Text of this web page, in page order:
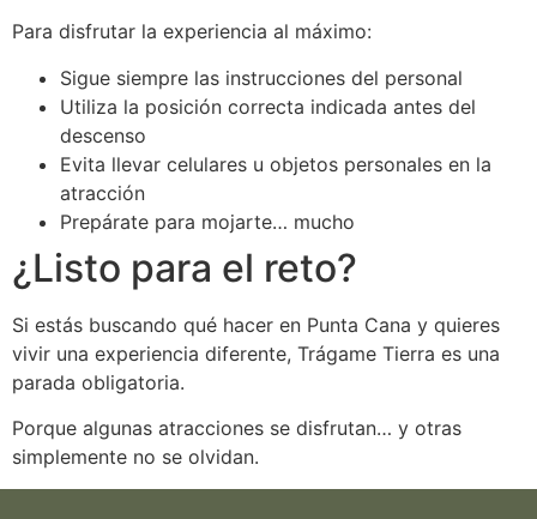
Para disfrutar la experiencia al máximo:
Sigue siempre las instrucciones del personal
Utiliza la posición correcta indicada antes del
descenso
Evita llevar celulares u objetos personales en la
atracción
Prepárate para mojarte… mucho
¿Listo para el reto?
Si estás buscando qué hacer en Punta Cana y quieres
vivir una experiencia diferente, Trágame Tierra es una
parada obligatoria.
Porque algunas atracciones se disfrutan… y otras
simplemente no se olvidan.